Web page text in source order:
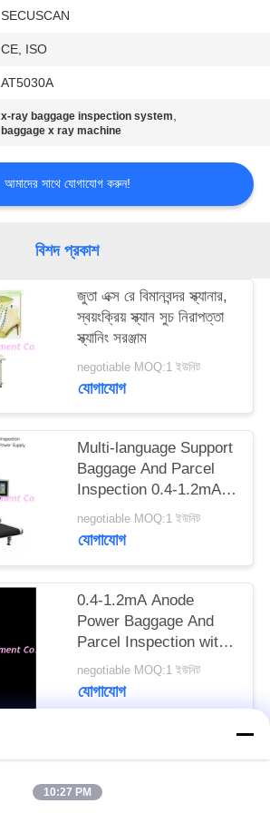
SECUSCAN
CE, ISO
AT5030A
x-ray baggage inspection system,
baggage x ray machine
আমাদের সাথে যোগাযোগ করুন!
বিশদ প্রকাশ
জুতা এক্স রে বিমানবন্দর স্ক্যানার,
স্বয়ংক্রিয় স্ক্যান সুচ নিরাপত্তা
স্ক্যানিং সরঞ্জাম
negotiable MOQ:1 ইউনিট
যোগাযোগ
Multi-language Support
Baggage And Parcel
Inspection 0.4-1.2mA
Anode Power and
50/60Hz Power Supply
negotiable MOQ:1 ইউনিট
যোগাযোগ
0.4-1.2mA Anode
Power Baggage And
Parcel Inspection with
Multi-language
Software Interface and
negotiable MOQ:1 ইউনিট
যোগাযোগ
10:27 PM